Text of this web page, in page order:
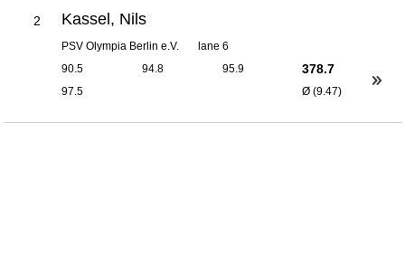
2 Kassel, Nils
PSV Olympia Berlin e.V.
lane 6
90.5
94.8
95.9
97.5
378.7
Ø (9.47)